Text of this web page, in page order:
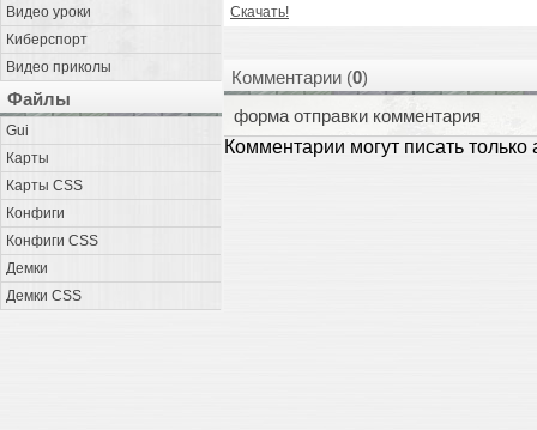
Видео уроки
Киберспорт
Видео приколы
Файлы
Gui
Карты
Карты CSS
Конфиги
Конфиги CSS
Демки
Демки CSS
Скачать!
Комментарии (0)
форма отправки комментария
Комментарии могут писать